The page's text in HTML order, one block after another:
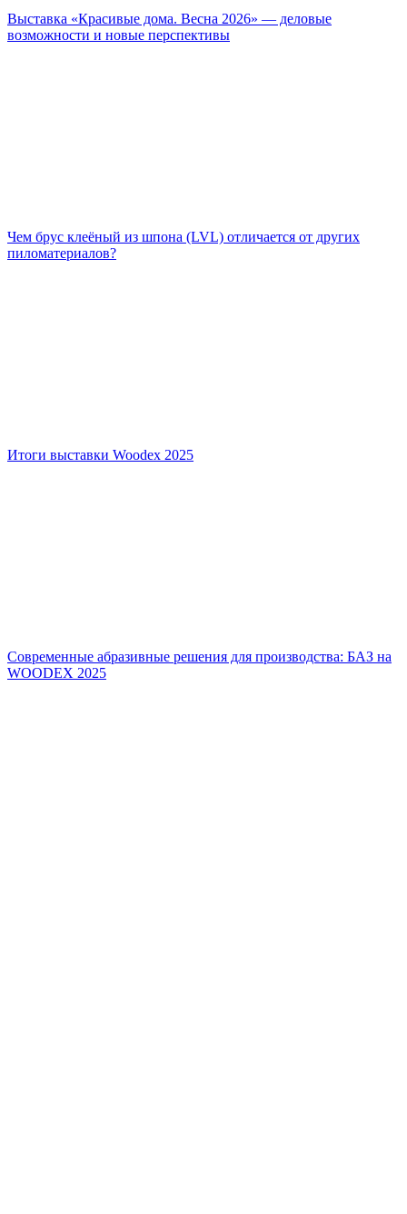
Выставка «Красивые дома. Весна 2026» — деловые
возможности и новые перспективы
Чем брус клеёный из шпона (LVL) отличается от других
пиломатериалов?
Итоги выставки Woodex 2025
Современные абразивные решения для производства: БАЗ на
WOODEX 2025